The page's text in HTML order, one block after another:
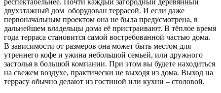
двухэтажный дом оборудован террасой. И если даже
первоначальным проектом она не была предусмотрена, в
дальнейшем владельцы дома её пристраивают. В тёплое время
года терраса становится самой востребованной частью дома.
В зависимости от размеров она может быть местом для
утреннего кофе и ужина небольшой семьей, или дружного
застолья в большой компании. При этом вы будете находиться
на свежем воздухе, практически не выходя из дома. Выход на
террасу обычно делают из гостиной или кухни – столовой.